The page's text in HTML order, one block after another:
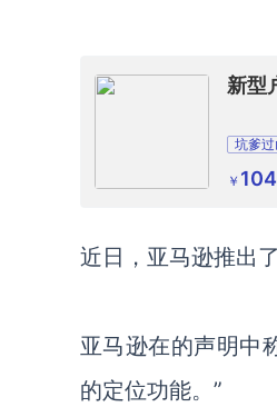
新型
坑爹
￥
近日，亚马逊推出
亚马逊在的声明中
的定位功能。”